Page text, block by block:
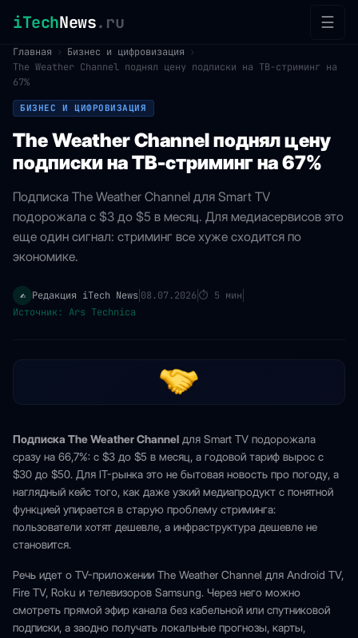
iTechNews.ru ☰
Главная › Бизнес и цифровизация
›
The Weather Channel поднял цену подписки на ТВ-стриминг на
67%
БИЗНЕС И ЦИФРОВИЗАЦИЯ
The Weather Channel поднял цену
подписки на ТВ-стриминг на 67%
Подписка The Weather Channel для Smart TV
подорожала с $3 до $5 в месяц. Для медиасервисов это
еще один сигнал: стриминг все хуже сходится по
экономике.
✍️ Редакция iTech News 08.07.2026⏱ 5 мин
Источник: Ars Technica
Подписка The Weather Channel для Smart TV подорожала
сразу на 66,7%: с $3 до $5 в месяц, а годовой тариф вырос с
$30 до $50. Для IT-рынка это не бытовая новость про погоду, а
наглядный кейс того, как даже узкий медиапродукт с понятной
функцией упирается в старую проблему стриминга:
пользователи хотят дешевле, а инфраструктура дешевле не
становится.
Речь идет о TV-приложении The Weather Channel для Android TV,
Fire TV, Roku и телевизоров Samsung. Через него можно
смотреть прямой эфир канала без кабельной или спутниковой
подписки, а заодно получать локальные прогнозы, карты,